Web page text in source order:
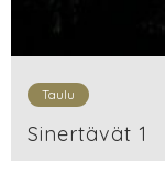
Taulu
Sinertävät 1